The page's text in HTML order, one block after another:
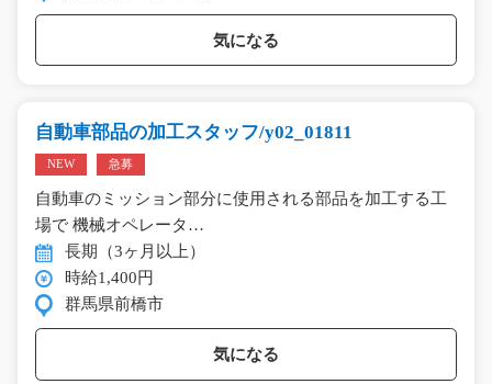
気になる
自動車部品の加工スタッフ/y02_01811
NEW 急募
自動車のミッション部分に使用される部品を加工する工
場で 機械オペレータ…
長期（3ヶ月以上）
時給1,400円
群馬県前橋市
気になる